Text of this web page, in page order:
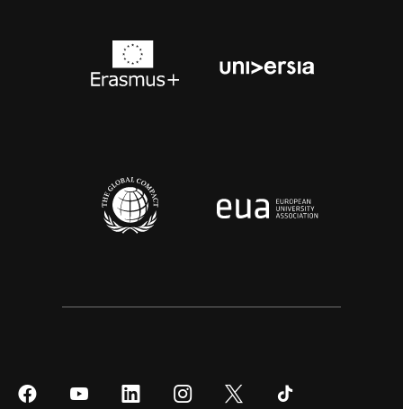
SíguenosSíguenos
SíguenosSíguenos
Síguenos